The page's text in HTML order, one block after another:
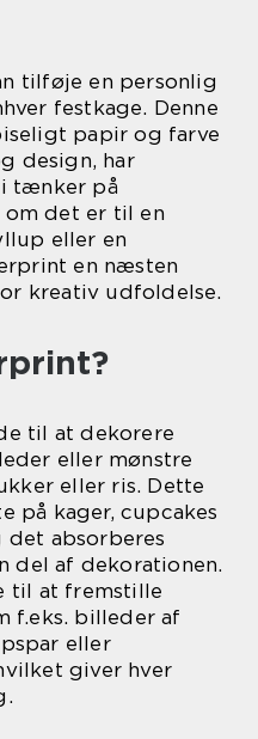
tilføje en personlig
festkage. Denne
papir og farve
design, har
tænker på
om det er til en
eller en
en næsten
kreativ udfoldelse.
til at dekorere
eller mønstre
eller ris. Dette
på kager, cupcakes
absorberes
del af dekorationen.
til at fremstille
f.eks. billeder af
eller
giver hver